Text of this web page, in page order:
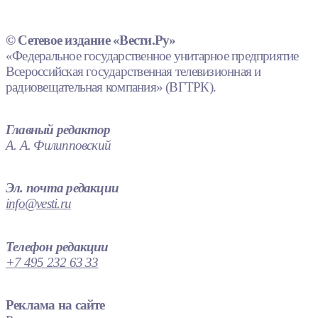
© Сетевое издание «Вести.Ру»
«Федеральное государственное унитарное предприятие
Всероссийская государственная телевизионная и
радиовещательная компания» (ВГТРК).
Главный редактор
А. А. Филипповский
Эл. почта редакции
info@vesti.ru
Телефон редакции
+7 495 232 63 33
Реклама на сайте